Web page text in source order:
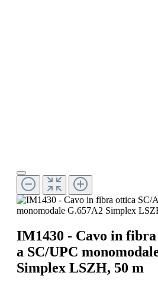
IM1430 - Cavo in
a SC/UPC
Simplex LSZH, 50 m